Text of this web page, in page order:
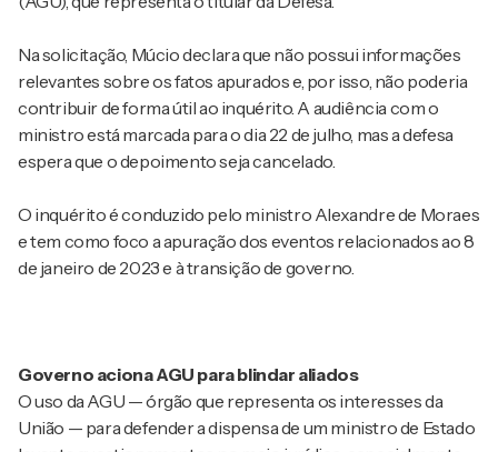
Na solicitação, Múcio declara que não possui informações
relevantes sobre os fatos apurados e, por isso, não poderia
contribuir de forma útil ao inquérito. A audiência com o
ministro está marcada para o dia 22 de julho, mas a defesa
espera que o depoimento seja cancelado.
O inquérito é conduzido pelo ministro Alexandre de Moraes
e tem como foco a apuração dos eventos relacionados ao 8
de janeiro de 2023 e à transição de governo.
Governo aciona AGU para blindar aliados
O uso da AGU — órgão que representa os interesses da
União — para defender a dispensa de um ministro de Estado